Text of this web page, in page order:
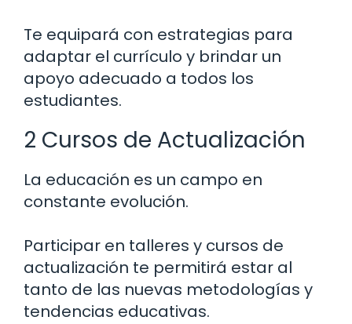
Te equipará con estrategias para
adaptar el currículo y brindar un
apoyo adecuado a todos los
estudiantes.
2 Cursos de Actualización
La educación es un campo en
constante evolución.
Participar en talleres y cursos de
actualización te permitirá estar al
tanto de las nuevas metodologías y
tendencias educativas.